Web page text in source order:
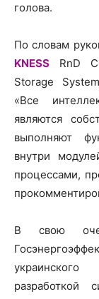
голова.
По словам
KNESS RnD
Storage
«Все
являются
выполняют
внутри
процессами,
В свою
разработкой